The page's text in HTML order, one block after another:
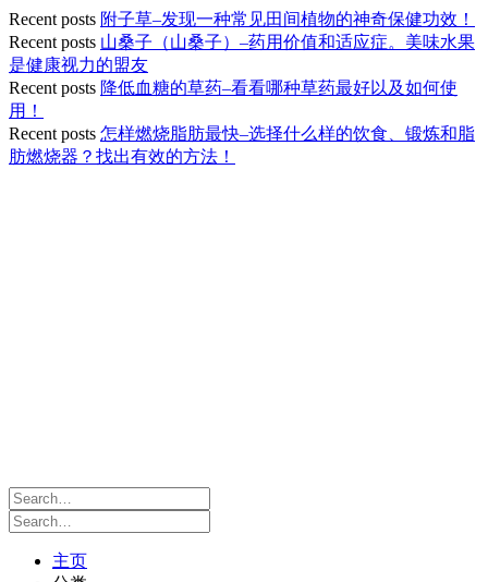
Recent posts 附子草–发现一种常见田间植物的神奇保健功效！
Recent posts 山桑子（山桑子）–药用价值和适应症。美味水果
是健康视力的盟友
Recent posts 降低血糖的草药–看看哪种草药最好以及如何使
用！
Recent posts 怎样燃烧脂肪最快–选择什么样的饮食、锻炼和脂
肪燃烧器？找出有效的方法！
主页